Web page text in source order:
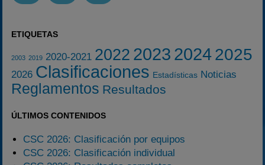
ETIQUETAS
2003 2019 2020-2021 2022 2023 20242025
2026 Clasificaciones Estadísticas Noticias
Reglamentos Resultados
ÚLTIMOS CONTENIDOS
CSC 2026: Clasificación por equipos
CSC 2026: Clasificación individual